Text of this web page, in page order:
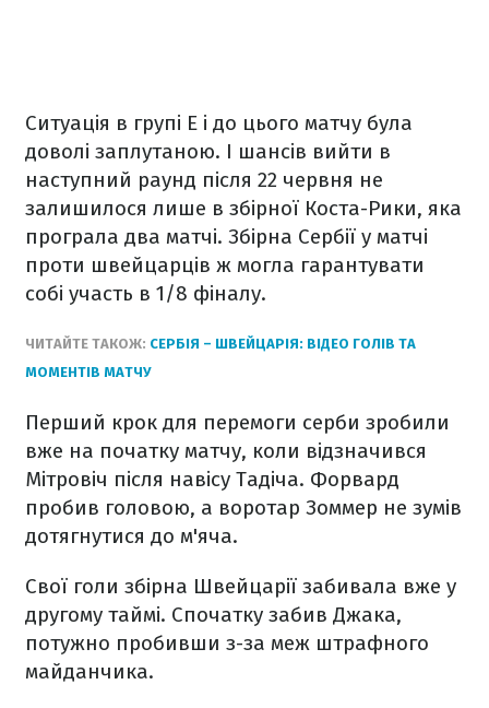
Ситуація в групі Е і до цього матчу була
доволі заплутаною. І шансів вийти в
наступний раунд після 22 червня не
залишилося лише в збірної Коста-Рики, яка
програла два матчі. Збірна Сербії у матчі
проти швейцарців ж могла гарантувати
собі участь в 1/8 фіналу.
ЧИТАЙТЕ ТАКОЖ: СЕРБІЯ – ШВЕЙЦАРІЯ: ВІДЕО ГОЛІВ ТА
МОМЕНТІВ МАТЧУ
Перший крок для перемоги серби зробили
вже на початку матчу, коли відзначився
Мітровіч після навісу Тадіча. Форвард
пробив головою, а воротар Зоммер не зумів
дотягнутися до м'яча.
Свої голи збірна Швейцарії забивала вже у
другому таймі. Спочатку забив Джака,
потужно пробивши з-за меж штрафного
майданчика.